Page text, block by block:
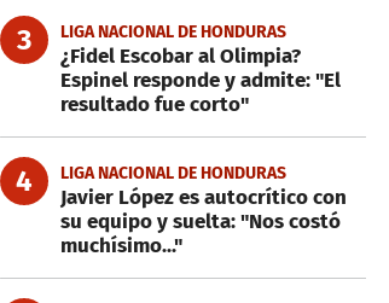
3 LIGA NACIONAL DE HONDURAS
¿Fidel Escobar al Olimpia?
Espinel responde y admite: "El
resultado fue corto"
4 LIGA NACIONAL DE HONDURAS
Javier López es autocrítico con
su equipo y suelta: "Nos costó
muchísimo..."